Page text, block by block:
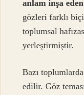
anlam inşa eden
gözleri farklı
toplumsal
yerleştirmiştir.
Bazı
edilir. Göz